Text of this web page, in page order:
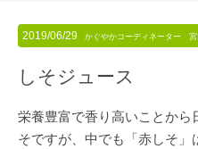
2019/06/29 かぐやかコーディネーター 宮
しそジュース
栄養豊富で香り高いことから
そですが、中でも「赤しそ